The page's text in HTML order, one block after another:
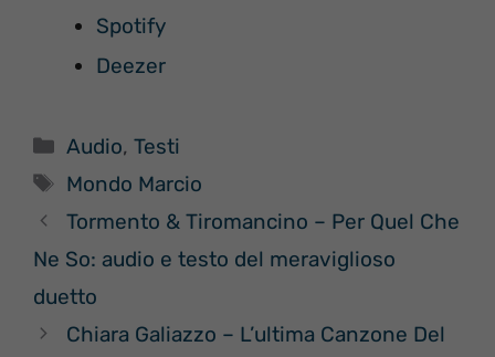
Spotify
Deezer
Categorie
Audio,Testi
Tag
Mondo Marcio
Tormento & Tiromancino – Per Quel Che
Ne So: audio e testo del meraviglioso
duetto
Chiara Galiazzo – L’ultima Canzone Del